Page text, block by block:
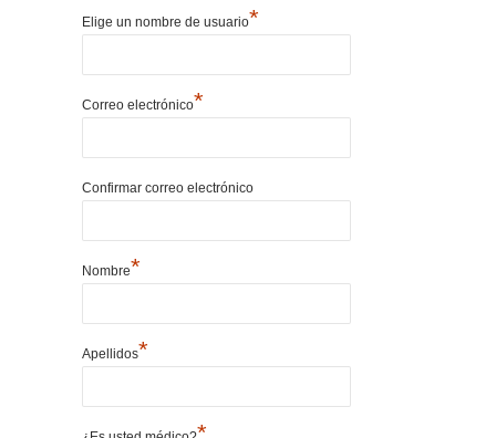
Elige un nombre de usuario*
Correo electrónico*
Confirmar correo electrónico
Nombre*
Apellidos*